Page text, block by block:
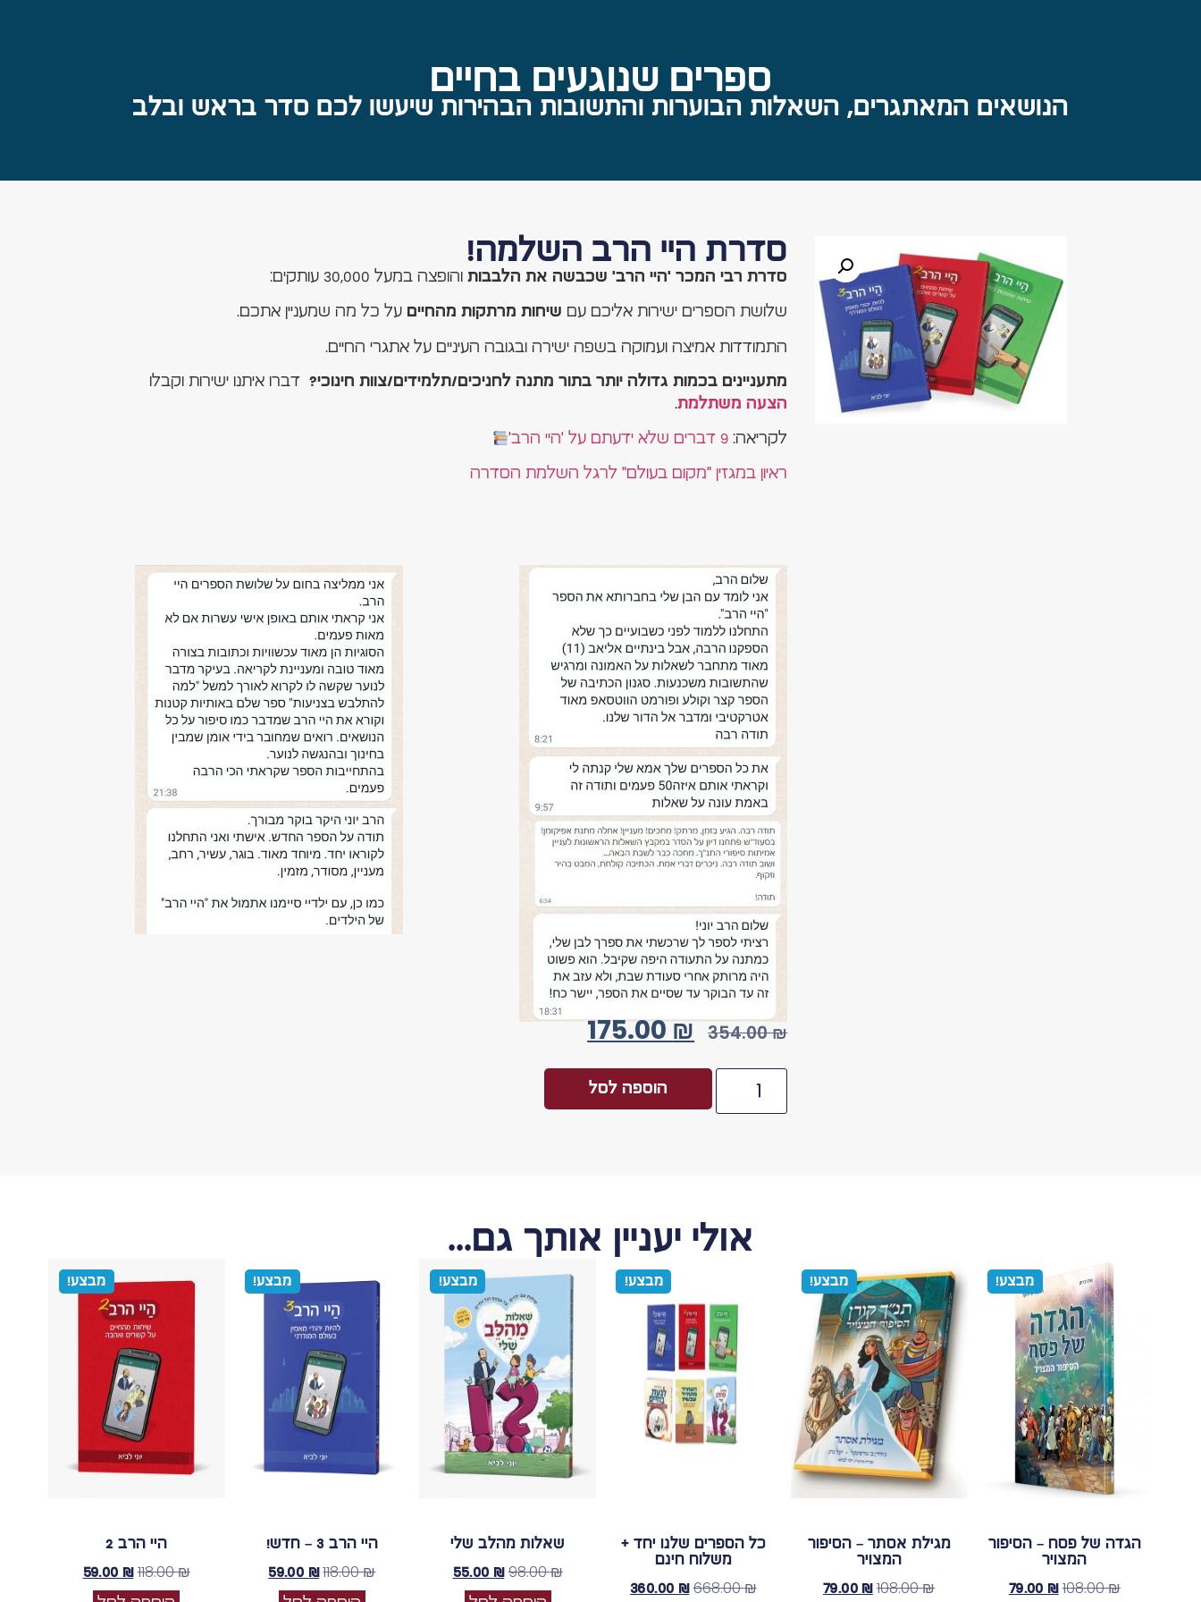
ספרים שנוגעים בחיים
הנושאים המאתגרים, השאלות הבוערות והתשובות הבהירות שיעשו לכם סדר בראש ובלב
סדרת היי הרב השלמה!
סדרת רבי המכר 'היי הרב' שכבשה את הלבבותוהופצה במעל 30,000 עותקים:
שלושת הספרים ישירות אליכם עם שיחות מרתקות מהחיים על כל מה שמעניין אתכם.
התמודדות אמיצה ועמוקה בשפה ישירה ובגובה העיניים על אתגרי החיים.
מתעניינים בכמות גדולה יותר בתור מתנה לחניכים/תלמידים/צוות חינוכי? דברו איתנו ישירות וקבלו
הצעה משתלמת.
לקריאה: 9 דברים שלא ידעתם על 'היי הרב'
ראיון במגזין "מקום בעולם" לרגל השלמת הסדרה
354.00₪
175.00₪
הוספה לסל
אולי יעניין אותך גם...
מבצע!
הגדה של פסח – הסיפור
המצויר
108.00₪
79.00 ₪
מבצע!
מגילת אסתר – הסיפור
המצויר
108.00₪
79.00 ₪
מבצע!
כל הספרים שלנו יחד +
משלוח חינם
668.00₪
360.00 ₪
מבצע!
שאלות מהלב שלי
98.00₪
55.00 ₪
מבצע!
היי הרב 3 – חדש!
118.00₪
59.00 ₪
מבצע!
היי הרב 2
118.00₪
59.00 ₪